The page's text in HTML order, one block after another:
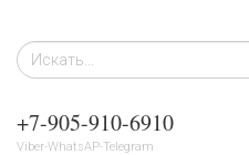
+7-905-910-6910
Viber-WhatsAP-Telegram